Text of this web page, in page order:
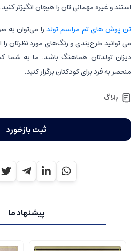
استند و غیره مهمانی تان را هیجان انگیزتر کنید.
تن پوش های تم مراسم تولد را می‌توان به
می توانید طرح‌بندی و رنگ‌های مورد نظرتان را
دیزان تولدتان هماهنگ باشد. ما به
منحصر به فرد برای کودکتان برگزار کنید.
بلاگ
ثبت بازخورد
پیشنهاد ما